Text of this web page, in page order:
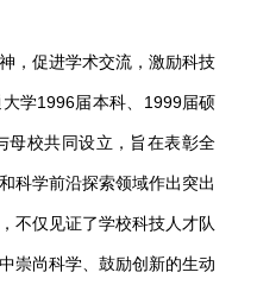
，促进学术交流，激励科技
学1996届本科、 1999届硕
母校共同设立，旨在表彰全
科学前沿探索领域作出突出
不仅见证了学校科技人才队
崇尚科学、鼓励创新的生动